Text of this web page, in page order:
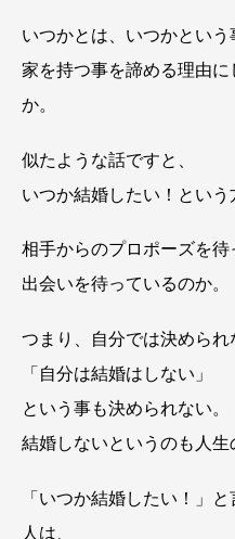
いつかとは、いつかという
家を持つ事を諦める理由
か。
似たような話ですと、
いつか結婚したい！という
相手からのプロポーズを待
出会いを待っているのか。
つまり、自分では決められ
「自分は結婚はしない」
という事も決められない。
結婚しないというのも人生
「いつか結婚したい！」
人は、